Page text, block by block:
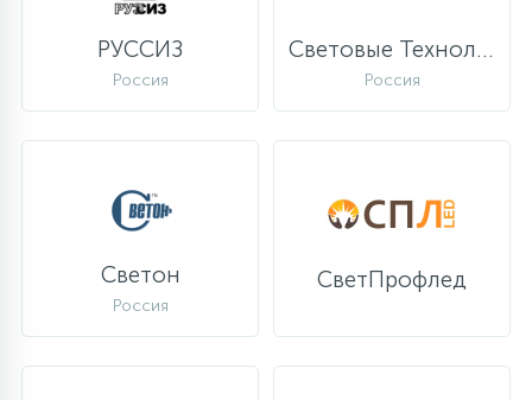
РУССИЗ
Россия
Световые Технологии
Россия
Светон
Россия
СветПрофлед